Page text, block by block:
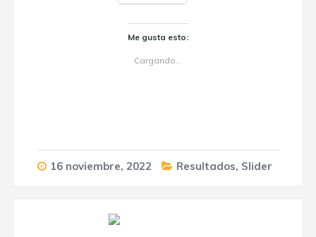
Me gusta esto:
Cargando...
16 noviembre, 2022 Resultados, Slider